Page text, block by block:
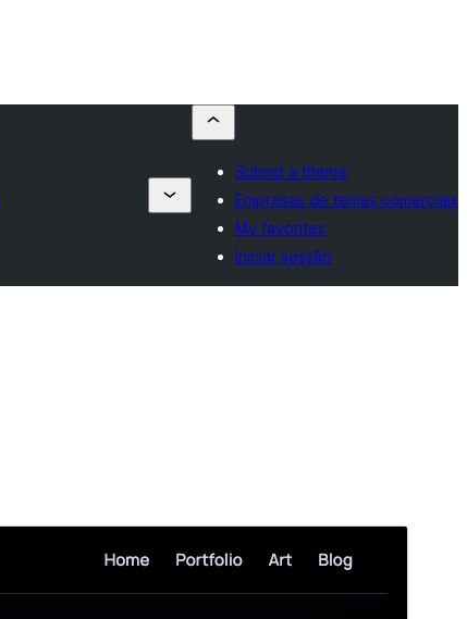
Submit a theme
Empresas de temas comerciais
My favorites
Iniciar sessão